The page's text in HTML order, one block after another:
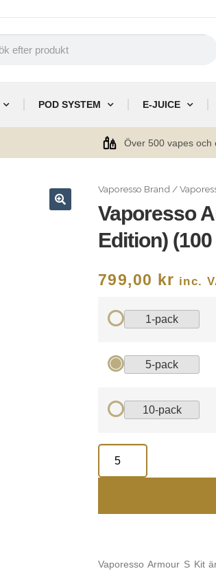
POD SYSTEM E-JUICE
Över 500 vapes och
Vaporesso Brand/
Vaporesso
Edition)
799,00 kr inc.
1-pack
5-pack
10-pack
Vaporesso Armour S Kit